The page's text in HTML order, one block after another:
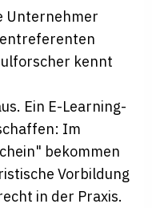
Unternehmer
kennt
Ein E-Learning-
Im
bekommen
Vorbildung
in der Praxis.